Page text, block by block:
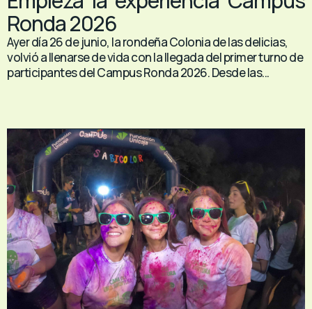
Ronda 2026
Ayer día 26 de junio, la rondeña Colonia de las delicias,
volvió a llenarse de vida con la llegada del primer turno de
participantes del Campus Ronda 2026. Desde las...